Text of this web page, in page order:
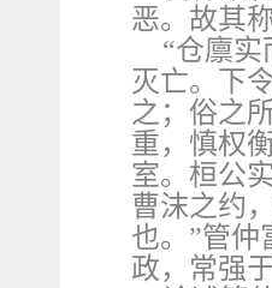
恶。故其称
“仓廪
灭亡。下
之；俗之
重，慎权
室。桓公
曹沫之约
也。”管仲
政，常强